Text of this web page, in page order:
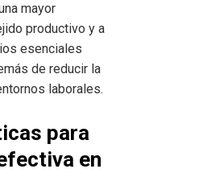
mayor
productivo y a
esenciales
de reducir la
laborales.
para
en